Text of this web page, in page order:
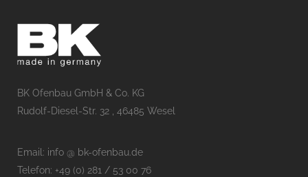
BK Ofenbau GmbH & Co. KG
Rudolf-Diesel-Str. 32 , 46485 Wesel
Email: info @ bk-ofenbau.de
Telefon: +49 (0) 281 / 53 00 76